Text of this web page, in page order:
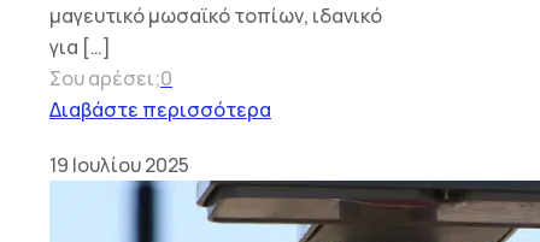
μαγευτικό μωσαϊκό τοπίων, ιδανικό
για […]
Σου αρέσει;0
Διαβάστε περισσότερα
19 Ιουλίου 2025